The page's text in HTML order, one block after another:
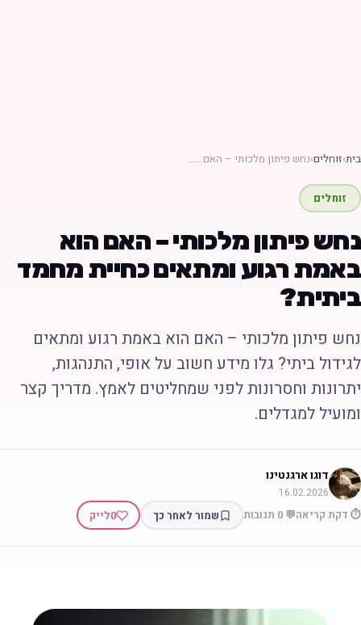
›זוחלים›נחש פיתון מלכותי – האם……
זוחלים
פיתון מלכותי – האם הוא
רגוע ומתאים כחיית מחמד
פיתון מלכותי – האם הוא באמת רגוע ומתאים
ביתי? גלו מידע חשוב על אופי, התנהגות,
וחסרונות לפני שמחליטים לאמץ. מדריך קצר
למגדלים.
דוגו ארגנטינו
16.02.2026
דקת קריאה💬 0 תגובות שמור לאחר כך 0לייק